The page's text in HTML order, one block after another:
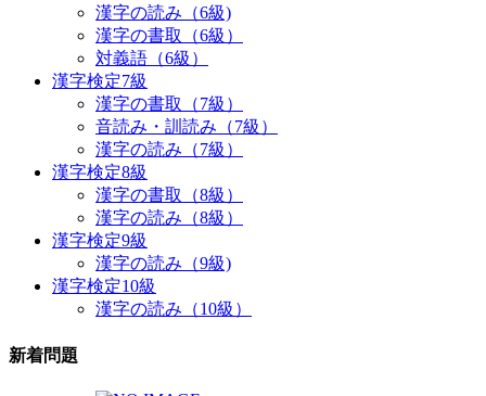
漢字の読み（6級)
漢字の書取（6級）
対義語（6級）
漢字検定7級
漢字の書取（7級）
音読み・訓読み（7級）
漢字の読み（7級）
漢字検定8級
漢字の書取（8級）
漢字の読み（8級）
漢字検定9級
漢字の読み（9級)
漢字検定10級
漢字の読み（10級）
新着問題